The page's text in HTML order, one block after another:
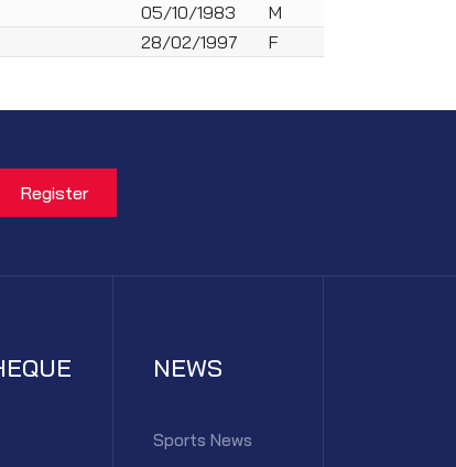
05/10/1983
M
28/02/1997 F
NEWS
Sports News